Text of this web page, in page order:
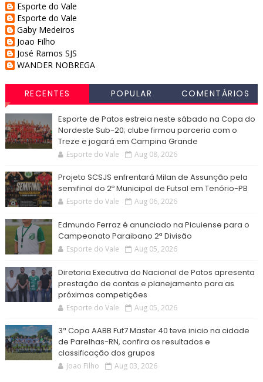
Esporte do Vale
Esporte do Vale
Gaby Medeiros
Joao Filho
José Ramos SJS
WANDER NOBREGA
RECENTES POPULAR COMENTÁRIOS
Esporte de Patos estreia neste sábado na Copa do
Nordeste Sub-20; clube firmou parceria com o
Treze e jogará em Campina Grande
Esporte do Vale Aug 08, 2026
Projeto SCSJS enfrentará Milan de Assunção pela
semifinal do 2º Municipal de Futsal em Tenório-PB
Esporte do Vale Aug 06, 2026
Edmundo Ferraz é anunciado na Picuiense para o
Campeonato Paraibano 2ª Divisão
Esporte do Vale Aug 05, 2026
Diretoria Executiva do Nacional de Patos apresenta
prestação de contas e planejamento para as
próximas competições
Esporte do Vale Aug 05, 2026
3ª Copa AABB Fut7 Master 40 teve inicio na cidade
de Parelhas-RN, confira os resultados e
classificação dos grupos
Joao Filho Aug 03, 2026